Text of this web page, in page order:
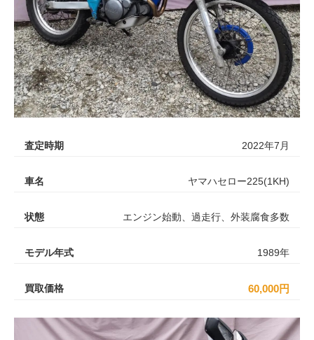
査定時期 2022年7月
車名 ヤマハセロー225(1KH)
状態 エンジン始動、過走行、外装腐食多数
モデル年式 1989年
買取価格 60,000円